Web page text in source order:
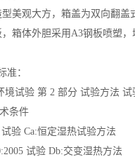
美观大方，箱盖为双向翻盖
箱体外胆采用A3钢板喷塑，
准：
境试验 第 2 部分 试验方法
条件
验 Ca:恒定湿热试验方法
试验 Db:交变湿热方法